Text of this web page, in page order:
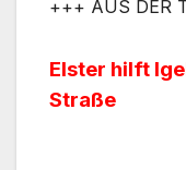
+++ AUS DER
Elster hilft
Straße